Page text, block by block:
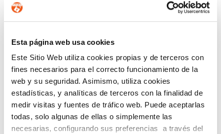
Esta página web usa cookies
Este Sitio Web utiliza cookies propias y de terceros con
fines necesarios para el correcto funcionamiento de la
web y su seguridad. Asimismo, utiliza cookies
estadísticas, y analíticas de terceros con la finalidad de
medir visitas y fuentes de tráfico web. Puede aceptarlas
todas, solo algunas de ellas o simplemente las
necesarias, configurando sus preferencias a través del
COLABORADORES